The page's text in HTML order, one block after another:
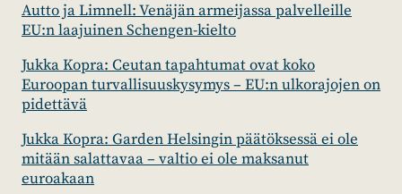
Autto ja Limnell: Venäjän armeijassa palvelleille
EU:n laajuinen Schengen-kielto
Jukka Kopra: Ceutan tapahtumat ovat koko
Euroopan turvallisuuskysymys – EU:n ulkorajojen on
pidettävä
Jukka Kopra: Garden Helsingin päätöksessä ei ole
mitään salattavaa – valtio ei ole maksanut
euroakaan